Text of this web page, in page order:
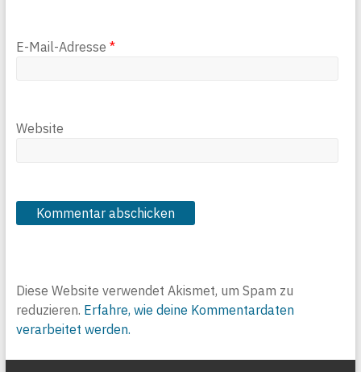
E-Mail-Adresse *
Website
Diese Website verwendet Akismet, um Spam zu
reduzieren. Erfahre, wie deine Kommentardaten
verarbeitet werden.